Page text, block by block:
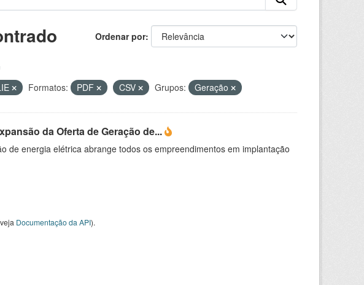
Ordenar por
Formatos: PDF CSV Grupos: Geração
da Oferta de Geração de...
de energia elétrica abrange todos os empreendimentos em implantação
Documentação da API).